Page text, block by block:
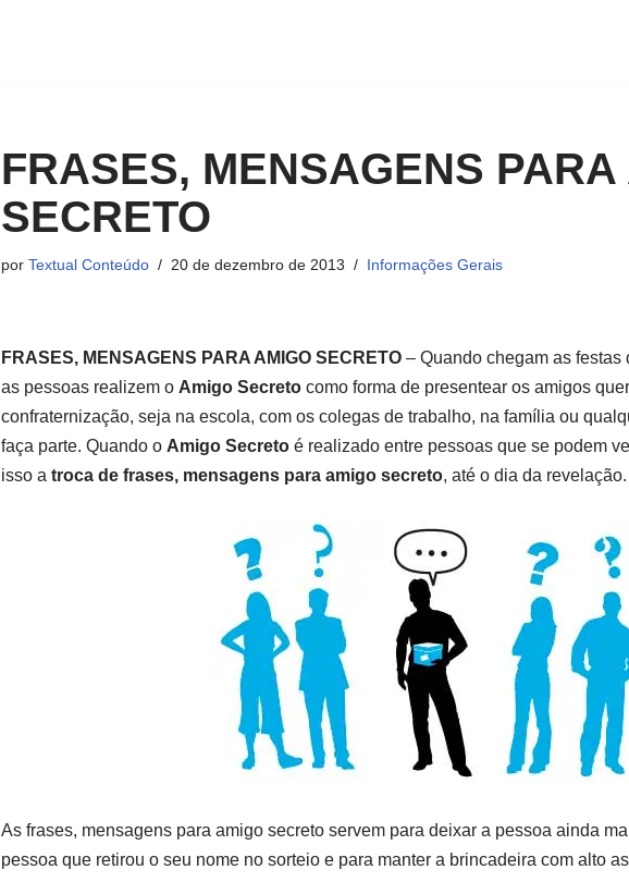
FRASES, MENSAGENS PARA
SECRETO
por Textual Conteúdo 20 de dezembro de 2013 Informações Gerais
FRASES, MENSAGENS PARA AMIGO SECRETO– Quando chegam as festas
as pessoas realizem o Amigo Secretocomo forma de presentear os amigos
confraternização, seja na escola, com os colegas de trabalho, na família ou
faça parte. Quando o Amigo Secretoé realizado entre pessoas que se podem
isso a troca de frases, mensagens para amigo secreto, até o dia da revelação.
As frases, mensagens para amigo secreto servem para deixar a pessoa ainda
pessoa que retirou o seu nome no sorteio e para manter a brincadeira com alto